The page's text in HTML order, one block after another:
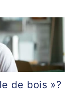
de bois »?